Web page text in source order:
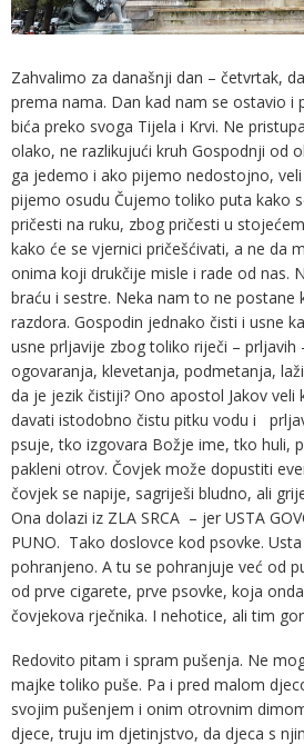
Zahvalimo za današnji dan – četvrtak,
prema nama. Dan kad nam se ostavio i
bića preko svoga Tijela i Krvi. Ne
olako, ne razlikujući kruh Gospodnji od
ga jedemo i ako pijemo nedostojno,
pijemo osudu Čujemo toliko puta kako
pričesti na ruku, zbog pričesti u
kako će se vjernici pričešćivati, a ne da
onima koji drukčije misle i rade od nas.
braću i sestre. Neka nam to ne postane
razdora. Gospodin jednako čisti i usne
usne prljavije zbog toliko riječi – prljavih
ogovaranja, klevetanja, podmetanja,
da je jezik čistiji? Ono apostol Jakov veli
davati istodobno čistu pitku vodu i
psuje, tko izgovara Božje ime, tko huli,
pakleni otrov. Čovjek može dopustiti
čovjek se napije, sagriješi bludno, ali
Ona dolazi iz ZLA SRCA – jer USTA
PUNO. Tako doslovce kod psovke.
pohranjeno. A tu se pohranjuje već od
od prve cigarete, prve psovke, koja
čovjekova rječnika. I nehotice, ali tim
Redovito pitam i spram pušenja. Ne
majke toliko puše. Pa i pred malom
svojim pušenjem i onim otrovnim
djece, truju im djetinjstvo, da djeca s